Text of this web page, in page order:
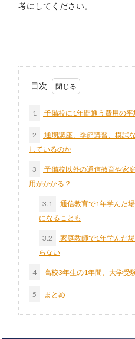
考にしてください。
目次
1 予備校に1年間通う費用の
2
通期講座、季節講習、模試
しているのか
3
予備校以外の通信教育や家
用がかかる？
3.1
通信教育で1年学んだ
になることも
3.2
家庭教師で1年学んだ
らない
4 高校3年生の1年間、大学受
5 まとめ